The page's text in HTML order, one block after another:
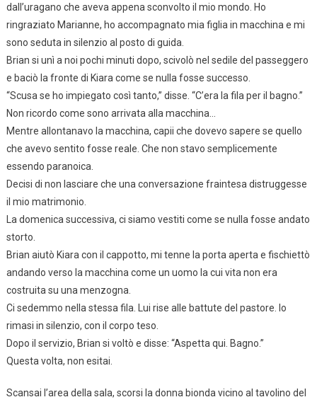
dall’uragano che aveva appena sconvolto il mio mondo. Ho
ringraziato Marianne, ho accompagnato mia figlia in macchina e mi
sono seduta in silenzio al posto di guida.
Brian si unì a noi pochi minuti dopo, scivolò nel sedile del passeggero
e baciò la fronte di Kiara come se nulla fosse successo.
“Scusa se ho impiegato così tanto,” disse. “C’era la fila per il bagno.”
Non ricordo come sono arrivata alla macchina…
Mentre allontanavo la macchina, capii che dovevo sapere se quello
che avevo sentito fosse reale. Che non stavo semplicemente
essendo paranoica.
Decisi di non lasciare che una conversazione fraintesa distruggesse
il mio matrimonio.
La domenica successiva, ci siamo vestiti come se nulla fosse andato
storto.
Brian aiutò Kiara con il cappotto, mi tenne la porta aperta e fischiettò
andando verso la macchina come un uomo la cui vita non era
costruita su una menzogna.
Ci sedemmo nella stessa fila. Lui rise alle battute del pastore. Io
rimasi in silenzio, con il corpo teso.
Dopo il servizio, Brian si voltò e disse: “Aspetta qui. Bagno.”
Questa volta, non esitai.
Scansai l’area della sala, scorsi la donna bionda vicino al tavolino del